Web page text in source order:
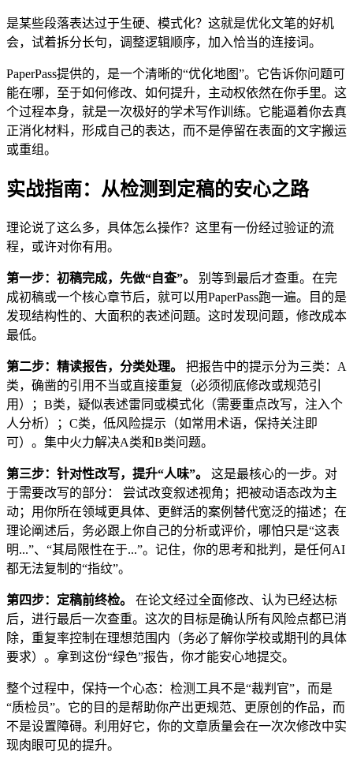
是某些段落表达过于生硬、模式化？这就是优化文笔的好机
会，试着拆分长句，调整逻辑顺序，加入恰当的连接词。
PaperPass提供的，是一个清晰的“优化地图”。它告诉你问题可
能在哪，至于如何修改、如何提升，主动权依然在你手里。这
个过程本身，就是一次极好的学术写作训练。它能逼着你去真
正消化材料，形成自己的表达，而不是停留在表面的文字搬运
或重组。
实战指南：从检测到定稿的安心之路
理论说了这么多，具体怎么操作？这里有一份经过验证的流
程，或许对你有用。
第一步：初稿完成，先做“自查”。
别等到最后才查重。在完
成初稿或一个核心章节后，就可以用PaperPass跑一遍。目的是
发现结构性的、大面积的表述问题。这时发现问题，修改成本
最低。
第二步：精读报告，分类处理。
把报告中的提示分为三类：A
类，确凿的引用不当或直接重复（必须彻底修改或规范引
用）；B类，疑似表述雷同或模式化（需要重点改写，注入个
人分析）；C类，低风险提示（如常用术语，保持关注即
可）。集中火力解决A类和B类问题。
第三步：针对性改写，提升“人味”。
这是最核心的一步。对
于需要改写的部分： 尝试改变叙述视角；把被动语态改为主
动；用你所在领域更具体、更鲜活的案例替代宽泛的描述；在
理论阐述后，务必跟上你自己的分析或评价，哪怕只是“这表
明...”、“其局限性在于...”。记住，你的思考和批判，是任何AI
都无法复制的“指纹”。
第四步：定稿前终检。
在论文经过全面修改、认为已经达标
后，进行最后一次查重。这次的目标是确认所有风险点都已消
除，重复率控制在理想范围内（务必了解你学校或期刊的具体
要求）。拿到这份“绿色”报告，你才能安心地提交。
整个过程中，保持一个心态：检测工具不是“裁判官”，而是
“质检员”。它的目的是帮助你产出更规范、更原创的作品，而
不是设置障碍。利用好它，你的文章质量会在一次次修改中实
现肉眼可见的提升。